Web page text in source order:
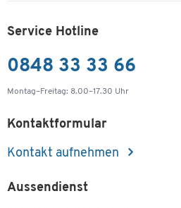
Service Hotline
0848 33 33 66
Montag–Freitag: 8.00–17.30 Uhr
Kontaktformular
Kontakt aufnehmen
Aussendienst